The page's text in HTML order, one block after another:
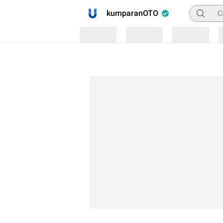
kumparanOTO